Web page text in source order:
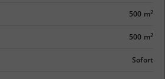
500 m2
500 m2
Sofort